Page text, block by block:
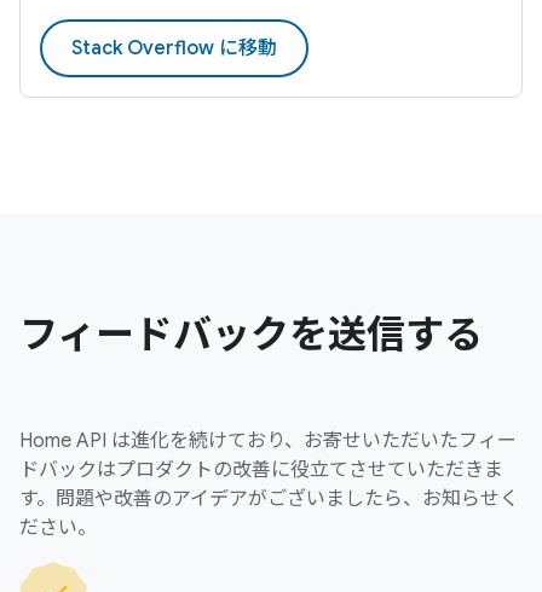
Stack Overflow に移動
フィードバックを送信する
Home API は進化を続けており、お寄せいただいたフィー
ドバックはプロダクトの改善に役立てさせていただきま
す。問題や改善のアイデアがございましたら、お知らせく
ださい。